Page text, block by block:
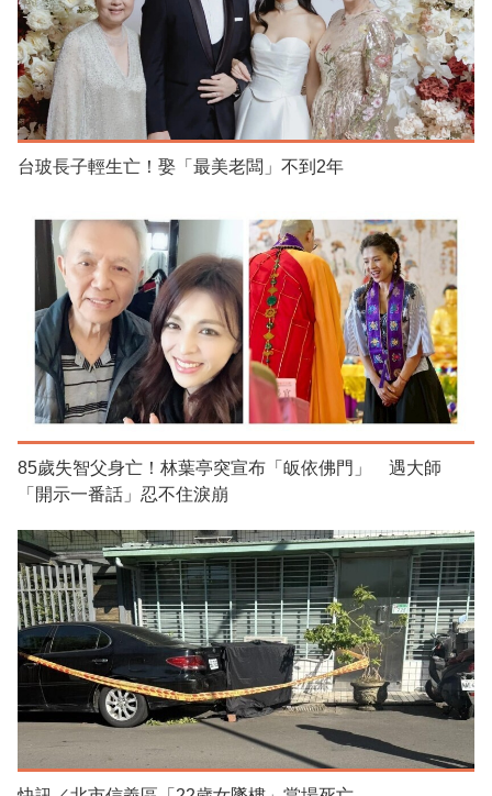
台玻長子輕生亡！娶「最美老闆」不到2年
85歲失智父身亡！林葉亭突宣布「皈依佛門」 遇大師
「開示一番話」忍不住淚崩